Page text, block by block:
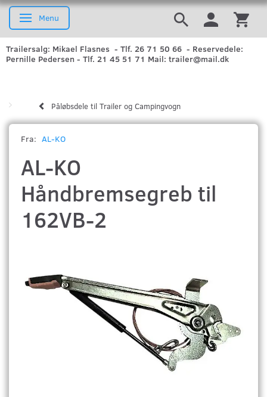
Skifte navigation
Menu
Trailersalg: Mikael Flasnes - Tlf. 26 71 50 66 - Reservedele:
Pernille Pedersen - Tlf. 21 45 51 71 Mail: trailer@mail.dk
Påløbsdele til Trailer og Campingvogn
Fra: AL-KO
AL-KO
Håndbremsegreb til
162VB-2